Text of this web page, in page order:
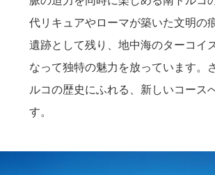
代リキュアやローマが築いた文明の
遺跡として残り、地中海のターコイ
なって独特の魅力を放っています。
ルコの歴史にふれる、新しいコース
す。